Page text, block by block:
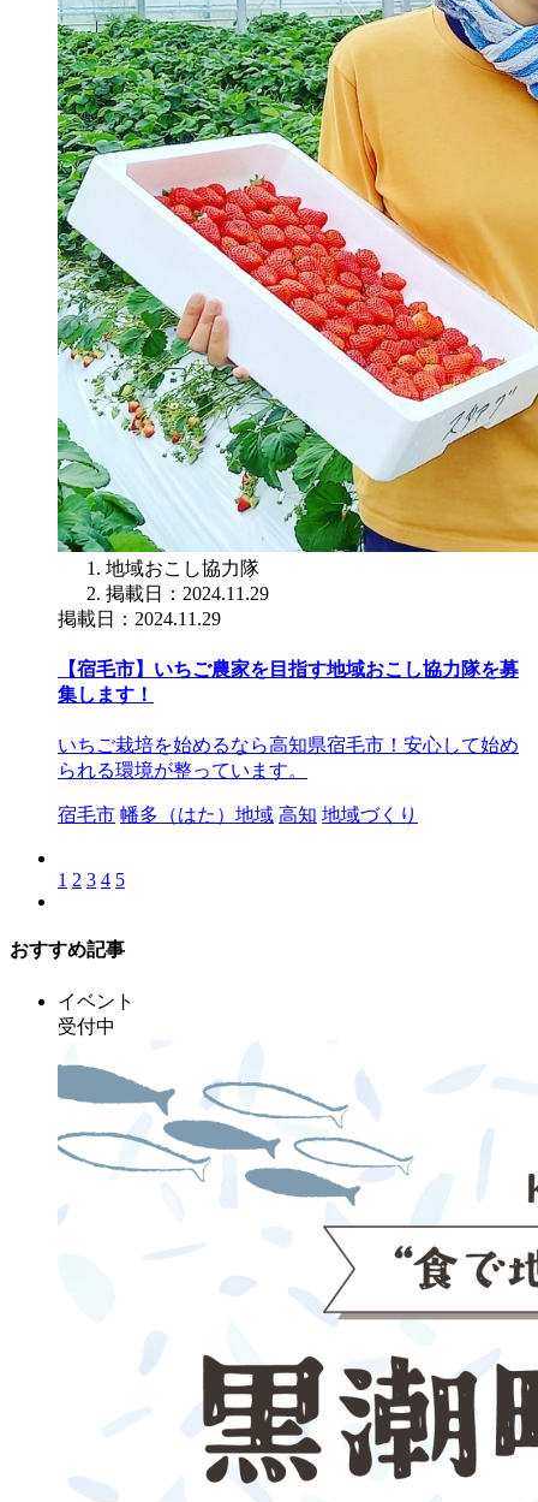
地域おこし協力隊
掲載日：2024.11.29
掲載日：2024.11.29
【宿毛市】いちご農家を目指す地域おこし協力隊を募
集します！
いちご栽培を始めるなら高知県宿毛市！安心して始め
られる環境が整っています。
宿毛市 幡多（はた）地域 高知 地域づくり
1 2 3 4 5
おすすめ記事
イベント
受付中